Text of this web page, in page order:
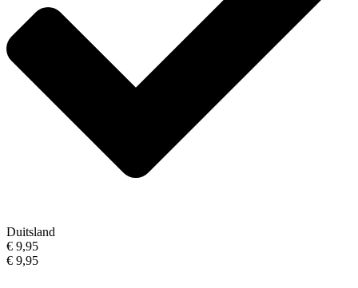
Duitsland
€ 9,95
€ 9,95